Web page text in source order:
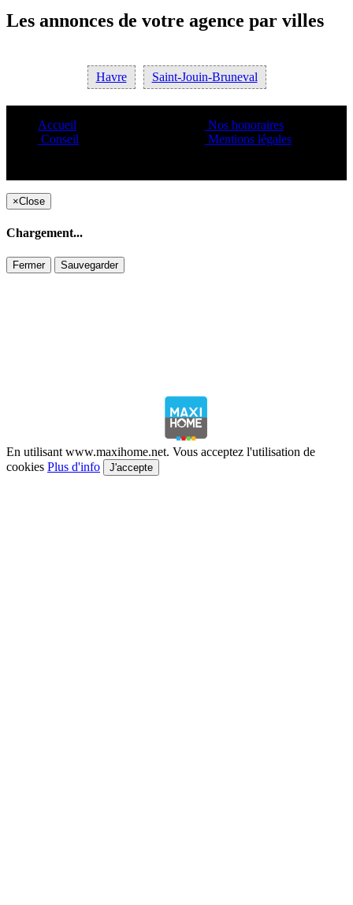
Les annonces de votre agence par villes
Havre Saint-Jouin-Bruneval
Accueil
Conseil
Nos honoraires
Mentions légales
×Close
Chargement...
Fermer Sauvegarder
En utilisant www.maxihome.net. Vous acceptez l'utilisation de
cookies Plus d'info J'accepte